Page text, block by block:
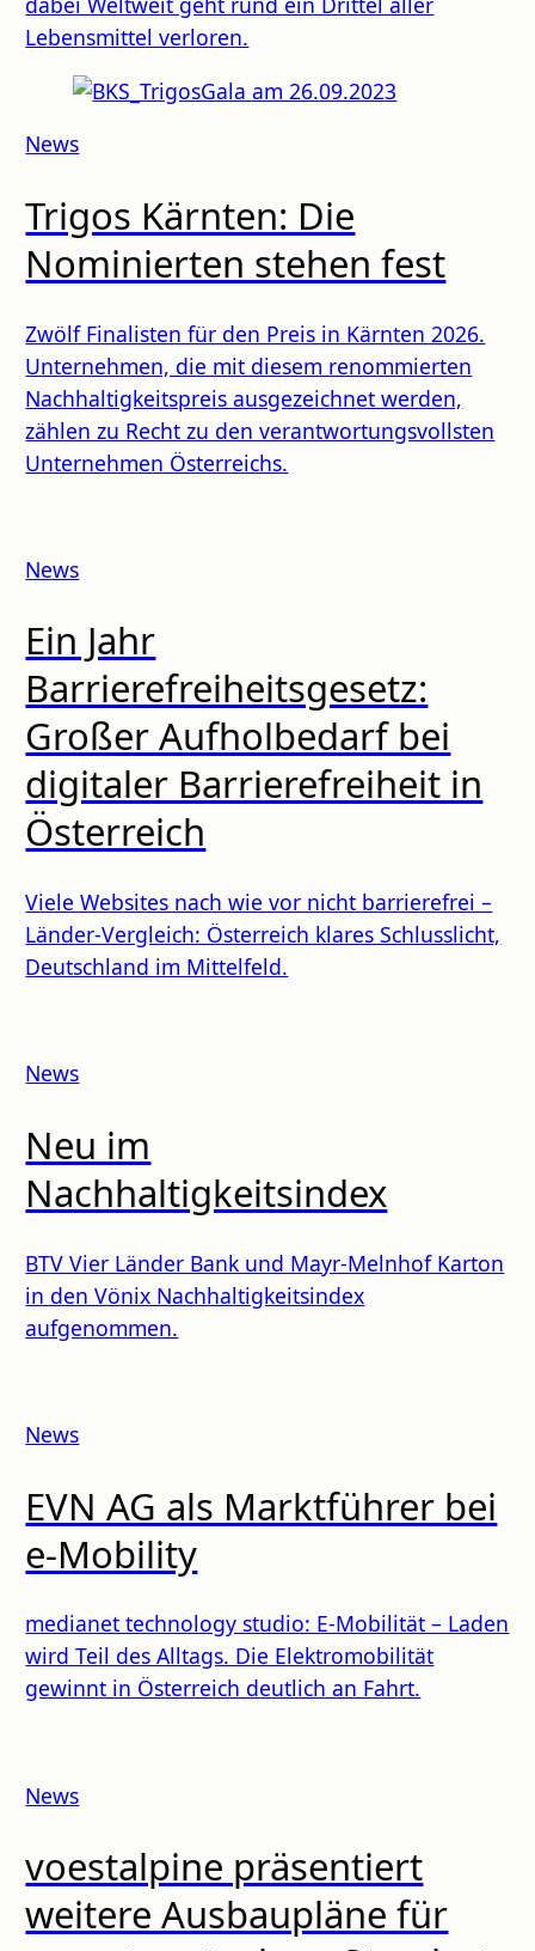
Lebensmittel verloren.
News
Trigos Kärnten: Die
Nominierten stehen fest
Zwölf Finalisten für den Preis in Kärnten 2026.
Unternehmen, die mit diesem renommierten
Nachhaltigkeitspreis ausgezeichnet werden,
zählen zu Recht zu den verantwortungsvollsten
Unternehmen Österreichs.
News
Ein Jahr
Barrierefreiheitsgesetz:
Großer Aufholbedarf bei
digitaler Barrierefreiheit in
Österreich
Viele Websites nach wie vor nicht barrierefrei –
Länder-Vergleich: Österreich klares Schlusslicht,
Deutschland im Mittelfeld.
News
Neu im
Nachhaltigkeitsindex
BTV Vier Länder Bank und Mayr-Melnhof Karton
in den Vönix Nachhaltigkeitsindex
aufgenommen.
News
EVN AG als Marktführer bei
e-Mobility
medianet technology studio: E-Mobilität – Laden
wird Teil des Alltags. Die Elektromobilität
gewinnt in Österreich deutlich an Fahrt.
News
voestalpine präsentiert
weitere Ausbaupläne für